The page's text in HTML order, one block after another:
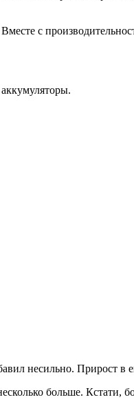
с
несильно. Прирост в
больше. Кстати,